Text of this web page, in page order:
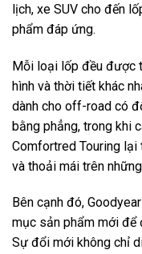
lịch, xe SUV cho đến
phẩm đáp ứng.
Mỗi loại lốp đều được
hình và thời tiết khác
dành cho off-road có
bằng phẳng, trong khi
Comfortred Touring
và thoải mái trên
Bên cạnh đó,
mục sản phẩm mới để
Sự đổi mới không chỉ